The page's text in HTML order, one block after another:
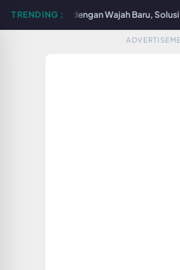
TRENDING :
Hadir dengan Wajah Baru, Solusi